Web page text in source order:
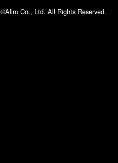
©Alim Co., Ltd. All Rights Reserved.